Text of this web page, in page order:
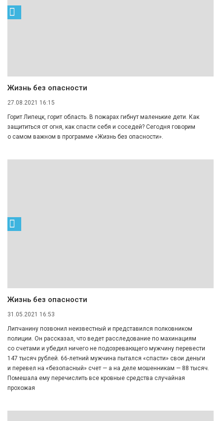
Жизнь без опасности
27.08.2021 16:15
Горит Липецк, горит область. В пожарах гибнут маленькие дети. Как
защититься от огня, как спасти себя и соседей? Сегодня говорим
о самом важном в программе «Жизнь без опасности».
Жизнь без опасности
31.05.2021 16:53
Липчанину позвонил неизвестный и представился полковником
полиции. Он рассказал, что ведет расследование по махинациям
со счетами и убедил ничего не подозревающего мужчину перевести
147 тысяч рублей. 66-летний мужчина пытался «спасти» свои деньги
и перевел на «безопасный» счет — а на деле мошенникам — 88 тысяч.
Помешала ему перечислить все кровные средства случайная
прохожая